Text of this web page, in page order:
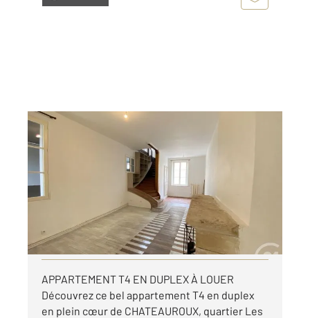
CHATEAUROUX 36
Ref : 10345
Appartement F4 à louer
890 €
par mois charges comprises
Visiter le site dédié
APPARTEMENT T4 EN DUPLEX À LOUER
Découvrez ce bel appartement T4 en duplex
en plein cœur de CHATEAUROUX, quartier Les